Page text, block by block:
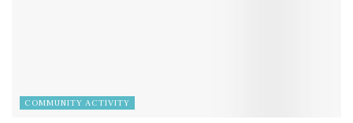
COMMUNITY ACTIVITY